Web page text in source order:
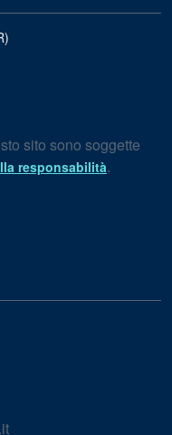
sito sono soggette
responsabilità.